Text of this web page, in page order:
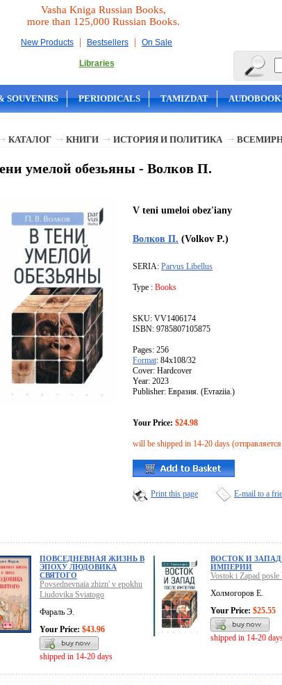
Vasha Kniga Russian Books,
more than 125,000 Russian Books.
New Products | Bestsellers | On Sale
Libraries
SOUVENIRS PERIODICALS TAMIZDAT
КАТАЛОГ КНИГИ ИСТОРИЯ И ПОЛИТИКА
умелой обезьяны - Волков П.
V teni umeloi obez'iany
Волков П. (Volkov P.)
SERIA: Parvus Libellus
Type : Books
SKU: VV1406174
ISBN: 9785807105875
Pages: 256
Format: 84x108/32
Cover: Hardcover
Year: 2023
Publisher: Евразия. (Evraziia.)
Your Price: $24.98
will be shipped in 14-20 days
Print this page E-mail to a
ПОВСЕДНЕВНАЯ ЖИЗНЬ В
ЭПОХУ ЛЮДОВИКА
СВЯТОГО
Povsednevnaia zhizn' v epokhu
Liudovika Sviatogo
Фараль Э.
Your Price: $43.96
shipped in 14-20 days
ВОСТОК И
ИМПЕРИИ
Vostok i Zapad
Холмогоров Е.
Your Price: $25.55
shipped in 14-20